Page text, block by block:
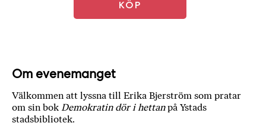
n
k
KÖP
Om evenemanget
Välkommen att lyssna till Erika Bjerström som pratar
om sin bok Demokratin dör i hettanpå Ystads
stadsbibliotek.